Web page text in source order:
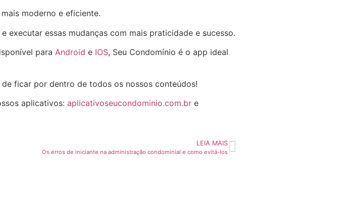
moderno e eficiente.
executar essas mudanças com mais praticidade e sucesso.
para Android e IOS, Seu Condomínio é o app ideal
ficar por dentro de todos os nossos conteúdos!
aplicativos: aplicativoseucondominio.com.br e
LEIA MAIS
Os erros de iniciante na administração condominial e como evitá-los